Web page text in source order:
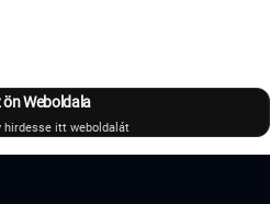
ön Weboldala
hirdesse itt weboldalát